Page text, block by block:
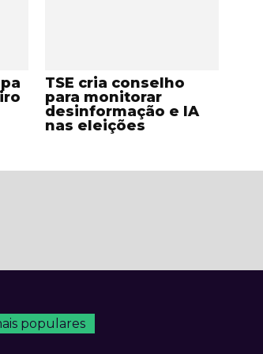
TSE cria conselho
para monitorar
desinformação e IA
nas eleições
populares